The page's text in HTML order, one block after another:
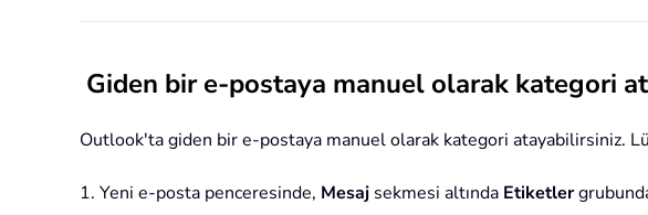
Giden bir e-postaya manuel olarak kategori
Outlook'ta giden bir e-postaya manuel olarak kategori atayabilirsiniz.
1. Yeni e-posta penceresinde, Mesaj sekmesi altında Etiketler